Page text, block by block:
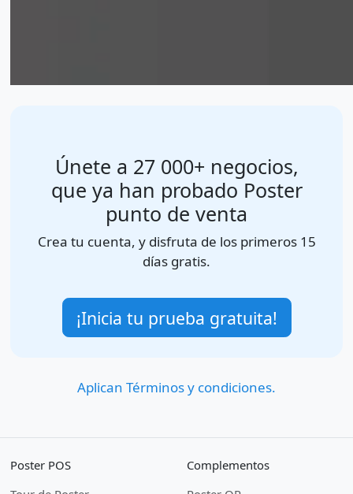
Únete a 27 000+ negocios,
que ya han probado Poster
punto de venta
Crea tu cuenta, y disfruta de los primeros 15
días gratis.
¡Inicia tu prueba gratuita!
Aplican Términos y condiciones.
Poster POS
Complementos